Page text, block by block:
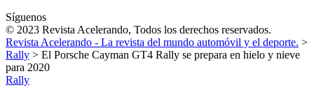
Síguenos
© 2023 Revista Acelerando, Todos los derechos reservados.
Revista Acelerando - La revista del mundo automóvil y el deporte. >
Rally > El Porsche Cayman GT4 Rally se prepara en hielo y nieve
para 2020
Rally